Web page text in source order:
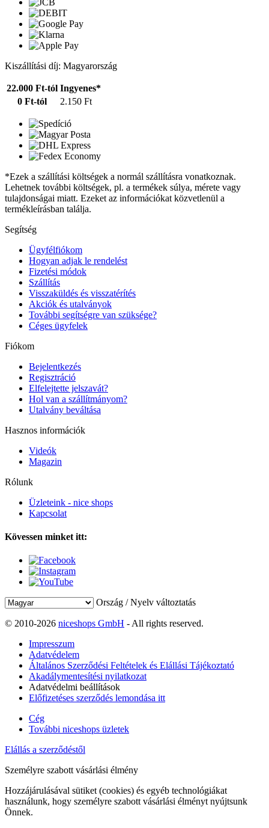
Kiszállítási díj: Magyarország
22.000 Ft-tól Ingyenes*
0 Ft-tól
2.150 Ft
*Ezek a szállítási költségek a normál szállításra vonatkoznak.
Lehetnek további költségek, pl. a termékek súlya, mérete vagy
tulajdonságai miatt. Ezeket az információkat közvetlenül a
termékleírásban találja.
Segítség
Ügyfélfiókom
Hogyan adjak le rendelést
Fizetési módok
Szállítás
Visszaküldés és visszatérítés
Akciók és utalványok
További segítségre van szüksége?
Céges ügyfelek
Fiókom
Bejelentkezés
Regisztráció
Elfelejtette jelszavát?
Hol van a szállítmányom?
Utalvány beváltása
Hasznos információk
Videók
Magazin
Rólunk
Üzleteink - nice shops
Kapcsolat
Kövessen minket itt:
Ország / Nyelv változtatás
© 2010-2026 niceshops GmbH - All rights reserved.
Impresszum
Adatvédelem
Általános Szerződési Feltételek és Elállási Tájékoztató
Akadálymentesítési nyilatkozat
Adatvédelmi beállítások
Előfizetéses szerződés lemondása itt
Cég
További niceshops üzletek
Elállás a szerződéstől
Személyre szabott vásárlási élmény
Hozzájárulásával sütiket (cookies) és egyéb technológiákat
használunk, hogy személyre szabott vásárlási élményt nyújtsunk
Önnek.